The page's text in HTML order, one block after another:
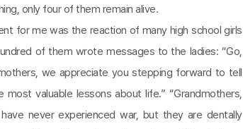
only four of them remain alive.
for me was the reaction of many high school girls
of them wrote messages to the ladies: “Go,
we appreciate you stepping forward to tell
most valuable lessons about life.” “Grandmothers,
never experienced war, but they are dentally